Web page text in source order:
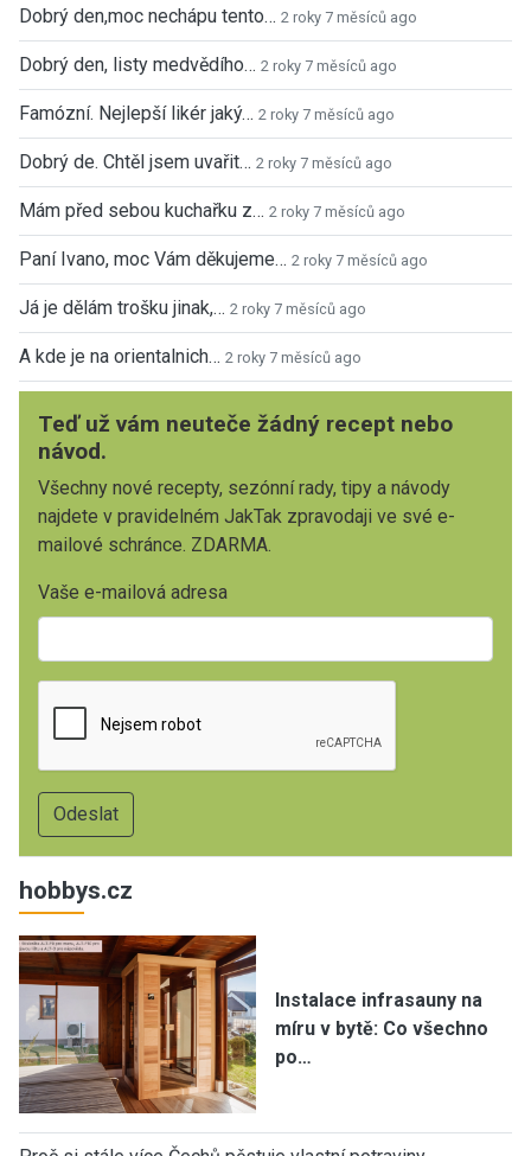
Dobrý den,moc nechápu tento… 2 roky 7 měsíců ago
Dobrý den, listy medvědího… 2 roky 7 měsíců ago
Famózní. Nejlepší likér jaký… 2 roky 7 měsíců ago
Dobrý de. Chtěl jsem uvařit… 2 roky 7 měsíců ago
Mám před sebou kuchařku z… 2 roky 7 měsíců ago
Paní Ivano, moc Vám děkujeme… 2 roky 7 měsíců ago
Já je dělám trošku jinak,… 2 roky 7 měsíců ago
A kde je na orientalnich… 2 roky 7 měsíců ago
Teď už vám neuteče žádný recept nebo
návod.
Všechny nové recepty, sezónní rady, tipy a návody
najdete v pravidelném JakTak zpravodaji ve své e-
mailové schránce. ZDARMA.
Vaše e-mailová adresa
hobbys.cz
Instalace infrasauny na
míru v bytě: Co všechno
po…